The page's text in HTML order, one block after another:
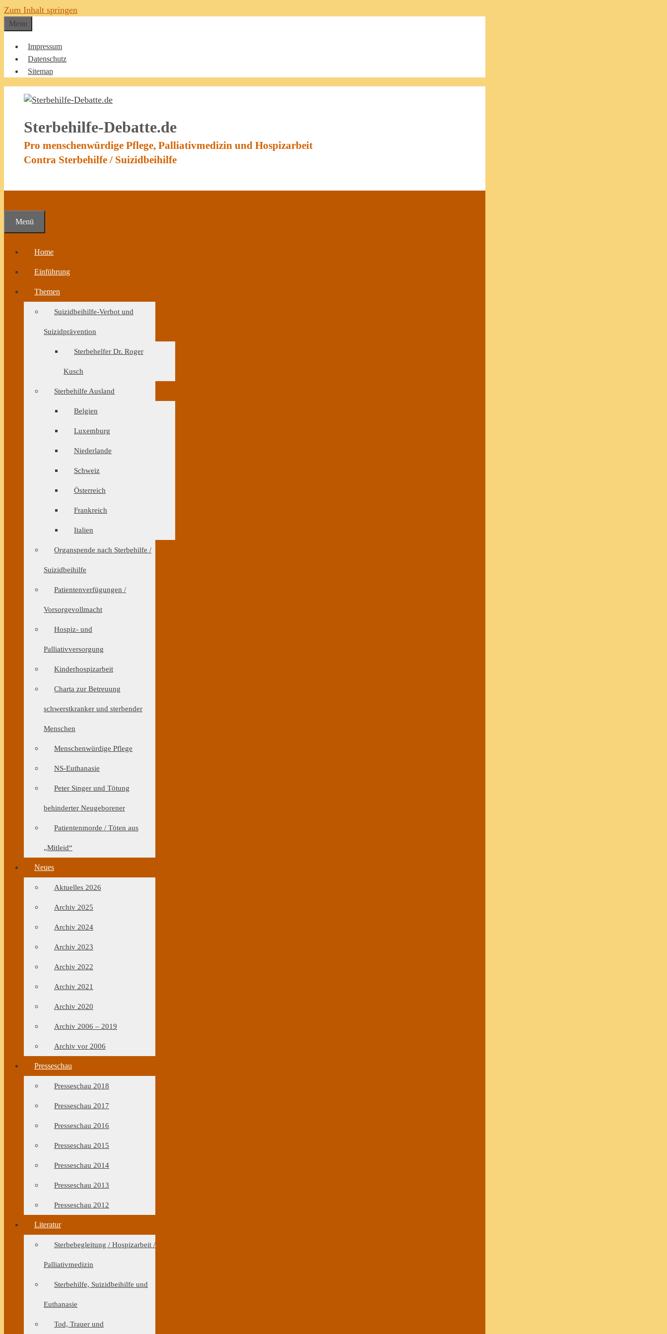
Zum Inhalt springen
Menu
Impressum
Datenschutz
Sitemap
Sterbehilfe-Debatte.de
Pro menschenwürdige Pflege, Palliativmedizin und Hospizarbeit
Contra Sterbehilfe / Suizidbeihilfe
Menü
Home
Einführung
Themen
Suizidbeihilfe-Verbot und
Suizidprävention
Sterbehelfer Dr. Roger
Kusch
Sterbehilfe Ausland
Belgien
Luxemburg
Niederlande
Schweiz
Österreich
Frankreich
Italien
Organspende nach Sterbehilfe /
Suizidbeihilfe
Patientenverfügungen /
Vorsorgevollmacht
Hospiz- und
Palliativversorgung
Kinderhospizarbeit
Charta zur Betreuung
schwerstkranker und sterbender
Menschen
Menschenwürdige Pflege
NS-Euthanasie
Peter Singer und Tötung
behinderter Neugeborener
Patientenmorde / Töten aus
„Mitleid“
Neues
Aktuelles 2026
Archiv 2025
Archiv 2024
Archiv 2023
Archiv 2022
Archiv 2021
Archiv 2020
Archiv 2006 – 2019
Archiv vor 2006
Presseschau
Presseschau 2018
Presseschau 2017
Presseschau 2016
Presseschau 2015
Presseschau 2014
Presseschau 2013
Presseschau 2012
Literatur
Sterbebegleitung / Hospizarbeit /
Palliativmedizin
Sterbehilfe, Suizidbeihilfe und
Euthanasie
Tod, Trauer und